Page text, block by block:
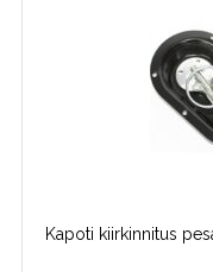
Kapoti kiirkinnitus